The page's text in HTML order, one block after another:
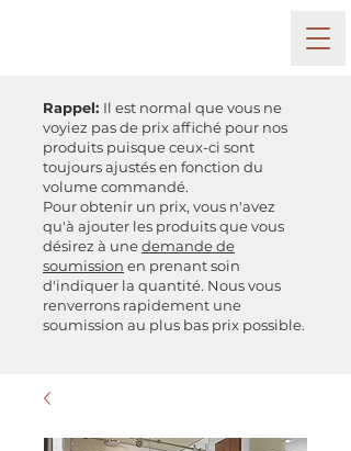
Rappel: Il est normal que vous ne
voyiez pas de prix affiché pour nos
produits puisque ceux-ci sont
toujours ajustés en fonction du
volume commandé.
Pour obtenir un prix, vous n'avez
qu'à ajouter les produits que vous
désirez à unedemande de
soumission en prenant soin
d'indiquer la quantité. Nous vous
renverrons rapidement une
soumission au plus bas prix possible.